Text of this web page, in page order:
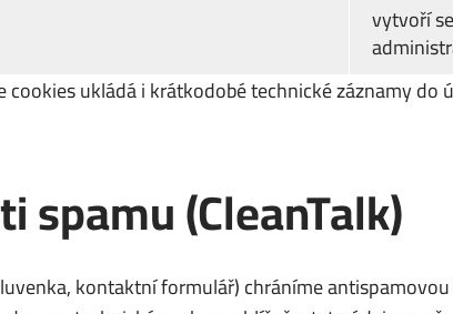
vytvoří se
cookies ukládá i krátkodobé technické záznamy
spamu (CleanTalk)
kontaktní formulář) chráníme